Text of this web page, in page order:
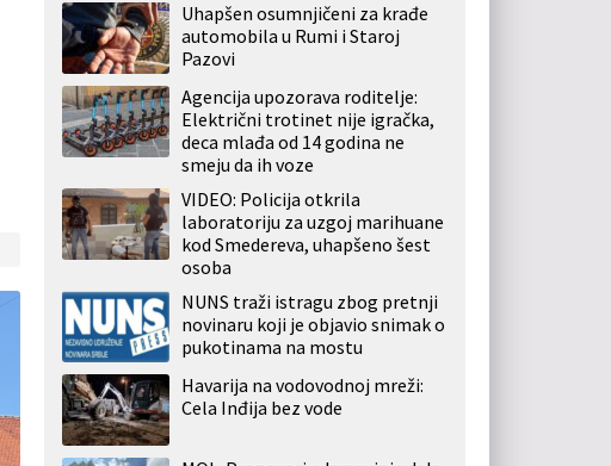
Uhapšen osumnjičeni za krađe
automobila u Rumi i Staroj
Pazovi
Agencija upozorava roditelje:
Električni trotinet nije igračka,
deca mlađa od 14 godina ne
smeju da ih voze
VIDEO: Policija otkrila
laboratoriju za uzgoj marihuane
kod Smedereva, uhapšeno šest
osoba
NUNS traži istragu zbog pretnji
novinaru koji je objavio snimak o
pukotinama na mostu
Havarija na vodovodnoj mreži:
Cela Inđija bez vode